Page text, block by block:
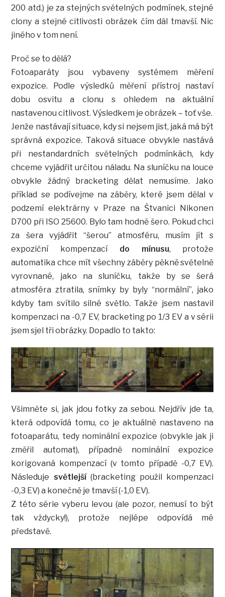
200 atd.) je za stejných světelných podmínek, stejné
clony a stejné citlivosti obrázek čím dál tmavší. Nic
jiného v tom není.
Proč se to dělá?
Fotoaparáty jsou vybaveny systémem měření
expozice. Podle výsledků měření přístroj nastaví
dobu osvitu a clonu s ohledem na aktuální
nastavenou citlivost. Výsledkem je obrázek – toť vše.
Jenže nastávají situace, kdy si nejsem jist, jaká má být
správná expozice. Taková situace obvykle nastává
při nestandardních světelných podmínkách, kdy
chceme vyjádřit určitou náladu. Na sluníčku na louce
obvykle žádný bracketing dělat nemusíme. Jako
příklad se podívejme na záběry, které jsem dělal v
podzemí elektrárny v Praze na Štvanici Nikonen
D700 při ISO 25600. Bylo tam hodně šero. Pokud chci
za šera vyjádřit “šerou” atmosféru, musím jít s
expoziční kompenzací do mínusu, protože
automatika chce mít všechny záběry pěkně světelně
vyrovnané, jako na sluníčku, takže by se šerá
atmosféra ztratila, snímky by byly “normální”, jako
kdyby tam svítilo silné světlo. Takže jsem nastavil
kompenzaci na -0,7 EV, bracketing po 1/3 EV a v sérii
jsem sjel tři obrázky. Dopadlo to takto:
Všimněte si, jak jdou fotky za sebou. Nejdřív jde ta,
která odpovídá tomu, co je aktuálně nastaveno na
fotoaparátu, tedy nominální expozice (obvykle jak ji
změřil automat), případně nominální expozice
korigovaná kompenzací (v tomto případě -0,7 EV).
Následuje světlejší(bracketing použil kompenzaci
-0,3 EV) a konečně je tmavší (-1,0 EV).
Z této série vyberu levou (ale pozor, nemusí to být
tak vždycky!), protože nejlépe odpovídá mé
představě.